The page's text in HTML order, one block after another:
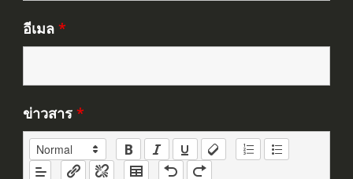
อีเมล *
ข่าวสาร *